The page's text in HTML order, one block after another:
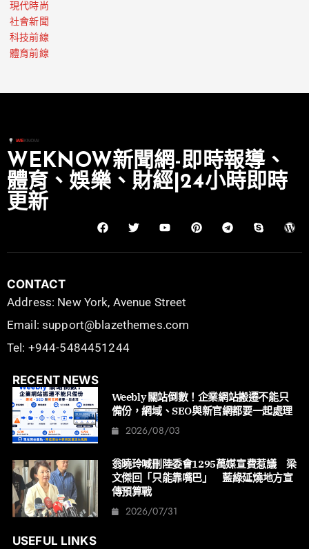
現代時尚
社會新聞
科技前線
體育前線
WEKNOW新聞網-即時報導、
體育、娛樂、財經|24小時即時
更新
CONTACT
Address: New York, Avenue Street
Email: support@blazethemes.com
Tel: +944-5484451244
RECENT NEWS
Weebly 關站倒數！企業網站搬遷不能只
備份，網域、SEO與新官網都要一起處理
2026/08/03
翁曉玲喊刪陸委會1295萬媒宣費惹議 梁
文傑回「只能靠嘴巴」 藍綠延燒地方宣
傳預算戰
2026/07/31
USEFUL LINKS